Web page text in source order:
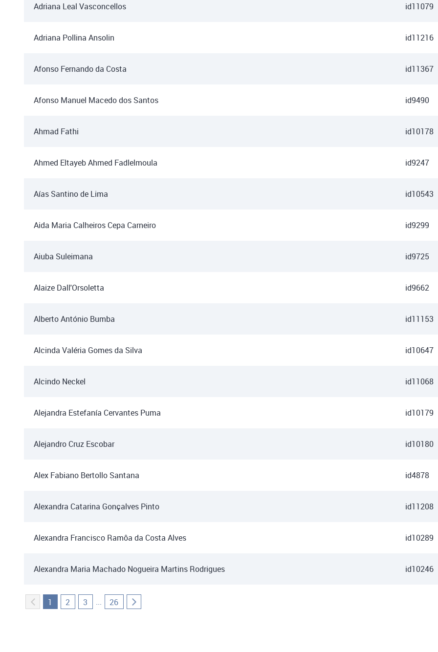
Adriana Leal Vasconcellos id11079
Adriana Pollina Ansolin id11216
Afonso Fernando da Costa id11367
Afonso Manuel Macedo dos Santos id9490
Ahmad Fathi id10178
Ahmed Eltayeb Ahmed Fadlelmoula id9247
Aías Santino de Lima id10543
Aida Maria Calheiros Cepa Carneiro id9299
Aiuba Suleimana id9725
Alaize Dall'Orsoletta id9662
Alberto António Bumba id11153
Alcinda Valéria Gomes da Silva id10647
Alcindo Neckel id11068
Alejandra Estefanía Cervantes Puma id10179
Alejandro Cruz Escobar id10180
Alex Fabiano Bertollo Santana id4878
Alexandra Catarina Gonçalves Pinto id11208
Alexandra Francisco Ramôa da Costa Alves id10289
Alexandra Maria Machado Nogueira Martins Rodrigues id10246
1 2 3 ... 26